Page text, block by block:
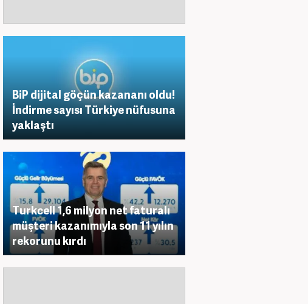
BiP dijital göçün kazananı oldu!
İndirme sayısı Türkiye nüfusuna
yaklaştı
Turkcell 1,6 milyon net faturalı
müşteri kazanımıyla son 11 yılın
rekorunu kırdı